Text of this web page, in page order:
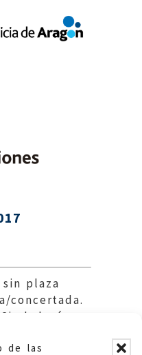
de las
plaza
concertada.
y